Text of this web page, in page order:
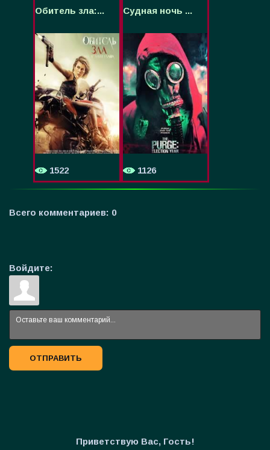
Обитель зла:...
1522
Судная ночь ...
1126
Всего комментариев: 0
Войдите:
ОТПРАВИТЬ
Приветствую Вас, Гость!